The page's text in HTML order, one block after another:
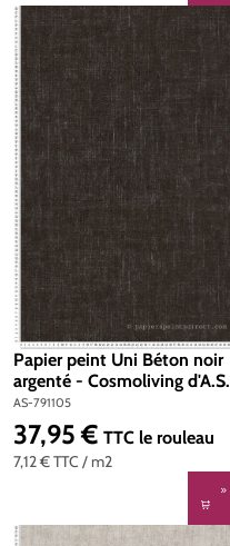
Papier peint Uni Béton noir
argenté - Cosmoliving d'A.S.
Création | Réf. AS-791105
AS-791105
7,12 €TTC / m2
Prix régulier :
37,95 € TTC le rouleau